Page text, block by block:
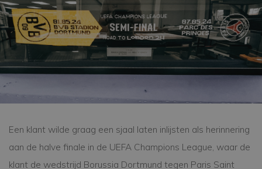
Een klant wilde graag een sjaal laten inlijsten als herinnering
aan de halve finale in de UEFA Champions League, waar de
klant de wedstrijd Borussia Dortmund tegen Paris Saint